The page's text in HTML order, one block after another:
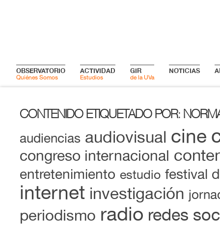
OBSERVATORIO
Quiénes Somos
ACTIVIDAD
Estudios
GIR
de la UVa
NOTICIAS
CONTENIDO ETIQUETADO POR:
audiencias audiovisual cine
congreso internacional
entretenimiento estudio festival
internet investigación
periodismo radio redes